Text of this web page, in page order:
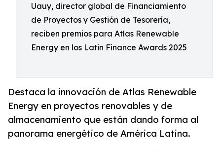
Uauy, director global de Financiamiento
de Proyectos y Gestión de Tesorería,
reciben premios para Atlas Renewable
Energy en los Latin Finance Awards 2025
Destaca la innovación de Atlas Renewable
Energy en proyectos renovables y de
almacenamiento que están dando forma al
panorama energético de América Latina.